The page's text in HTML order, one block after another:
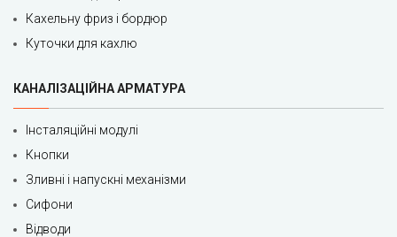
Кахельну фриз і бордюр
Куточки для кахлю
КАНАЛІЗАЦІЙНА АРМАТУРА
Інсталяційні модулі
Кнопки
Зливні і напускні механізми
Сифони
Відводи